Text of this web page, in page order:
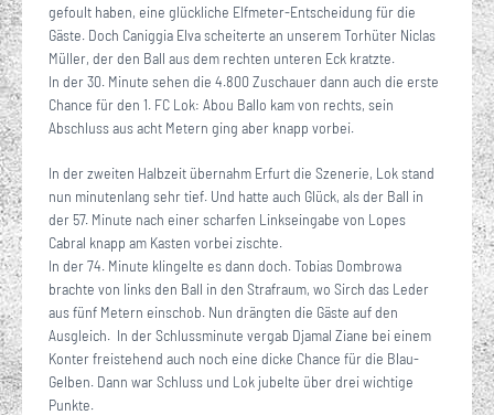
gefoult haben, eine glückliche Elfmeter-Entscheidung für die
Gäste. Doch Caniggia Elva scheiterte an unserem Torhüter Niclas
Müller, der den Ball aus dem rechten unteren Eck kratzte.
In der 30. Minute sehen die 4.800 Zuschauer dann auch die erste
Chance für den 1. FC Lok: Abou Ballo kam von rechts, sein
Abschluss aus acht Metern ging aber knapp vorbei.
In der zweiten Halbzeit übernahm Erfurt die Szenerie, Lok stand
nun minutenlang sehr tief. Und hatte auch Glück, als der Ball in
der 57. Minute nach einer scharfen Linkseingabe von Lopes
Cabral knapp am Kasten vorbei zischte.
In der 74. Minute klingelte es dann doch. Tobias Dombrowa
brachte von links den Ball in den Strafraum, wo Sirch das Leder
aus fünf Metern einschob. Nun drängten die Gäste auf den
Ausgleich. In der Schlussminute vergab Djamal Ziane bei einem
Konter freistehend auch noch eine dicke Chance für die Blau-
Gelben. Dann war Schluss und Lok jubelte über drei wichtige
Punkte.